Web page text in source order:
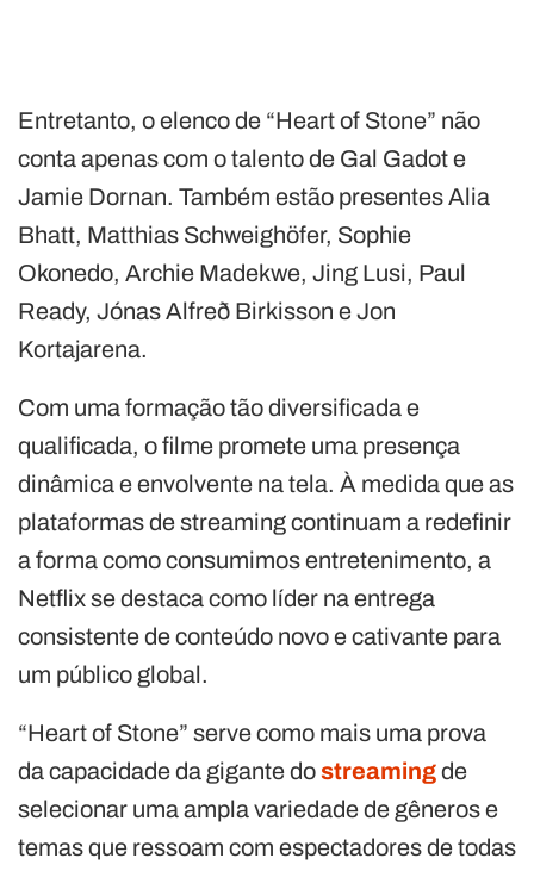
Entretanto, o elenco de “Heart of Stone” não
conta apenas com o talento de Gal Gadot e
Jamie Dornan. Também estão presentes Alia
Bhatt, Matthias Schweighöfer, Sophie
Okonedo, Archie Madekwe, Jing Lusi, Paul
Ready, Jónas Alfreð Birkisson e Jon
Kortajarena.
Com uma formação tão diversificada e
qualificada, o filme promete uma presença
dinâmica e envolvente na tela. À medida que as
plataformas de streaming continuam a redefinir
a forma como consumimos entretenimento, a
Netflix se destaca como líder na entrega
consistente de conteúdo novo e cativante para
um público global.
“Heart of Stone” serve como mais uma prova
da capacidade da gigante dostreamingde
selecionar uma ampla variedade de gêneros e
temas que ressoam com espectadores de todas